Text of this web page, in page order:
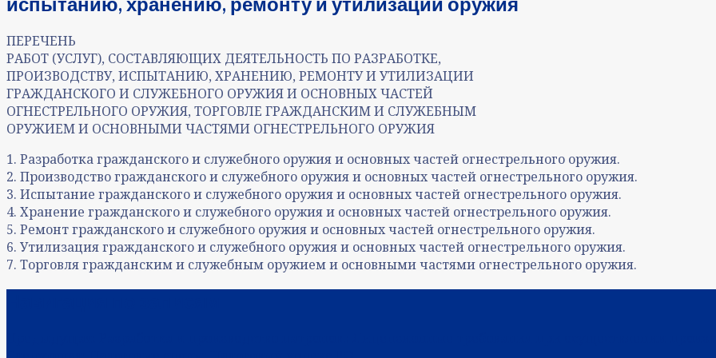
ПЕРЕЧЕНЬ
РАБОТ (УСЛУГ), СОСТАВЛЯЮЩИХ ДЕЯТЕЛЬНОСТЬ ПО РАЗРАБОТКЕ,
ПРОИЗВОДСТВУ, ИСПЫТАНИЮ, ХРАНЕНИЮ, РЕМОНТУ И УТИЛИЗАЦИИ
ГРАЖДАНСКОГО И СЛУЖЕБНОГО ОРУЖИЯ И ОСНОВНЫХ ЧАСТЕЙ
ОГНЕСТРЕЛЬНОГО ОРУЖИЯ, ТОРГОВЛЕ ГРАЖДАНСКИМ И СЛУЖЕБНЫМ
ОРУЖИЕМ И ОСНОВНЫМИ ЧАСТЯМИ ОГНЕСТРЕЛЬНОГО ОРУЖИЯ
1. Разработка гражданского и служебного оружия и основных частей огнестрельного оружия.
2. Производство гражданского и служебного оружия и основных частей огнестрельного оружия.
3. Испытание гражданского и служебного оружия и основных частей огнестрельного оружия.
4. Хранение гражданского и служебного оружия и основных частей огнестрельного оружия.
5. Ремонт гражданского и служебного оружия и основных частей огнестрельного оружия.
6. Утилизация гражданского и служебного оружия и основных частей огнестрельного оружия.
7. Торговля гражданским и служебным оружием и основными частями огнестрельного оружия.